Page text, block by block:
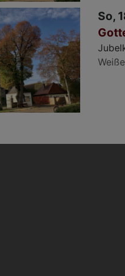
So,